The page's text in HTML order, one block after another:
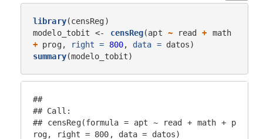
library(censReg)
modelo_tobit <-
censReg(apt ~ read +
math
+ prog, right = 800, data =
summary(modelo_tobit)
##
## Call:
## censReg(formula = apt ~ read + math + p
rog, right = 800, data = datos)